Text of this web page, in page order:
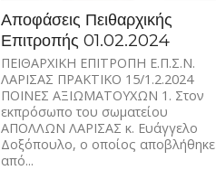
Αποφάσεις Πειθαρχικής
Επιτροπής 01.02.2024
ΠΕΙΘΑΡΧΙΚΗ ΕΠΙΤΡΟΠΗ Ε.Π.Σ.Ν.
ΛΑΡΙΣΑΣ ΠΡΑΚΤΙΚΟ 15/1.2.2024
ΠΟΙΝΕΣ ΑΞΙΩΜΑΤΟΥΧΩΝ 1. Στον
εκπρόσωπο του σωματείου
ΑΠΟΛΛΩΝ ΛΑΡΙΣΑΣ κ. Ευάγγελο
Δοξόπουλο, ο οποίος αποβλήθηκε
από...